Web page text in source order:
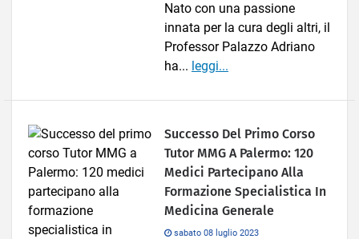
Nato con una passione
innata per la cura degli altri, il
Professor Palazzo Adriano
ha... leggi...
Successo Del Primo Corso
Tutor MMG A Palermo: 120
Medici Partecipano Alla
Formazione Specialistica In
Medicina Generale
sabato 08 luglio 2023